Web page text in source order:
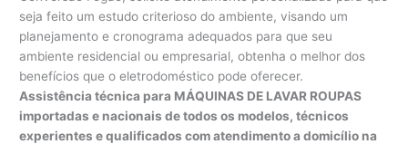
seja feito um estudo criterioso do ambiente, visando um
planejamento e cronograma adequados para que seu
ambiente residencial ou empresarial, obtenha o melhor dos
benefícios que o eletrodoméstico pode oferecer.
Assistência técnica para MÁQUINAS DE LAVAR ROUPAS
importadas e nacionais de todos os modelos, técnicos
experientes e qualificados com atendimento a domicílio na